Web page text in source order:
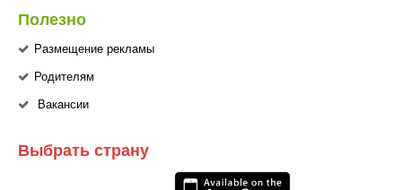
Полезно
Размещение рекламы
Родителям
Вакансии
Выбрать страну